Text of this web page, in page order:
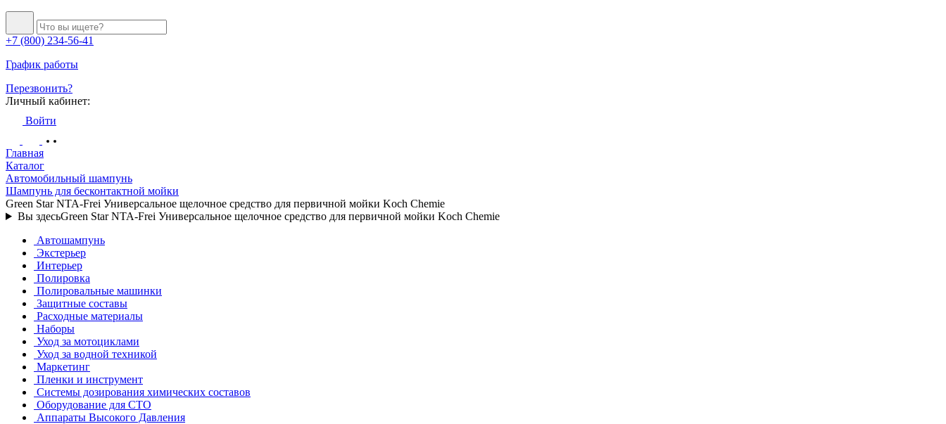
+7 (800) 234-56-41
График работы
Перезвонить?
Личный кабинет:
Войти
Главная
Каталог
Автомобильный шампунь
Шампунь для бесконтактной мойки
Green Star NTA-Frei Универсальное щелочное средство для первичной мойки Koch Chemie
Вы здесьGreen Star NTA-Frei Универсальное щелочное средство для первичной мойки Koch Chemie
Автошампунь
Экстерьер
Интерьер
Полировка
Полировальные машинки
Защитные составы
Расходные материалы
Наборы
Уход за мотоциклами
Уход за водной техникой
Маркетинг
Пленки и инструмент
Системы дозирования химических составов
Оборудование для СТО
Аппараты Высокого Давления